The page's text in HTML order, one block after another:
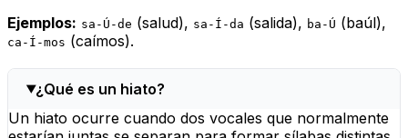
Ejemplos: sa-Ú-de (salud), sa-Í-da (salida), ba-Ú (baúl),
ca-Í-mos (caímos).
¿Qué es un hiato?
Un hiato ocurre cuando dos vocales que normalmente